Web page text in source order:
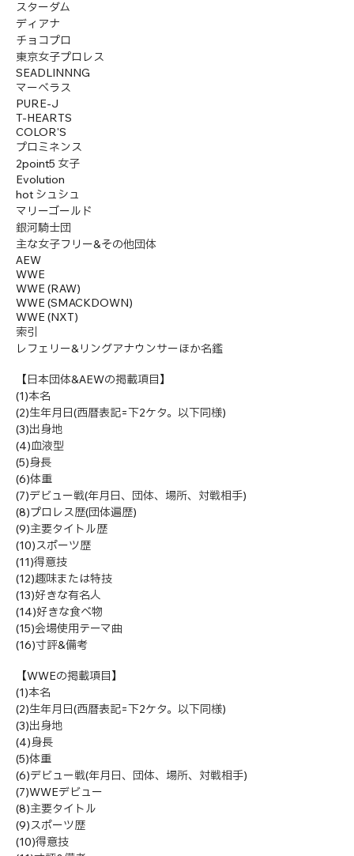
スターダム
ディアナ
チョコプロ
東京女子プロレス
SEADLINNNG
マーベラス
PURE-J
T-HEARTS
COLOR'S
プロミネンス
2point5 女子
Evolution
hot シュシュ
マリーゴールド
銀河騎士団
主な女子フリー&その他団体
AEW
WWE
WWE (RAW)
WWE (SMACKDOWN)
WWE (NXT)
索引
レフェリー&リングアナウンサーほか名鑑
【日本団体&AEWの掲載項目】
(1)本名
(2)生年月日(西暦表記=下2ケタ。以下同様)
(3)出身地
(4)血液型
(5)身長
(6)体重
(7)デビュー戦(年月日、団体、場所、対戦相手)
(8)プロレス歴(団体遍歴)
(9)主要タイトル歴
(10)スポーツ歴
(11)得意技
(12)趣味または特技
(13)好きな有名人
(14)好きな食べ物
(15)会場使用テーマ曲
(16)寸評&備考
【WWEの掲載項目】
(1)本名
(2)生年月日(西暦表記=下2ケタ。以下同様)
(3)出身地
(4)身長
(5)体重
(6)デビュー戦(年月日、団体、場所、対戦相手)
(7)WWEデビュー
(8)主要タイトル
(9)スポーツ歴
(10)得意技